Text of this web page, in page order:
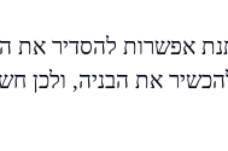
אפשרות להסדיר
את הבניה, ולכן